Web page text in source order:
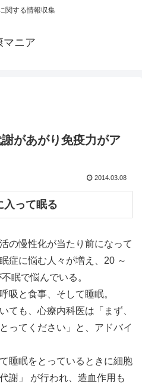
関する情報収集
マニア
があがり免疫力がア
2014.03.08
入って眠る
の慢性化が当たり前になって
症に悩む人々が増え、20 ～
眠で悩んでいる。
吸と食事、そして睡眠。
ても、心療内科医は「まず、
ってください」と、アドバイ
睡眠をとっているときに細胞
謝」 が行われ、造血作用も